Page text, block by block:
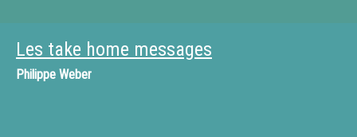
Les take home messages
Philippe Weber